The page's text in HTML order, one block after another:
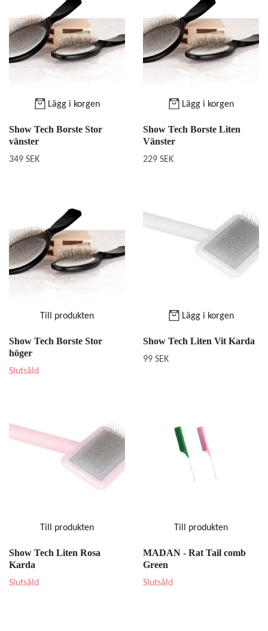
Lägg i korgen
Show Tech Borste Stor
vänster
349 SEK
Lägg i korgen
Show Tech Borste Liten
Vänster
229 SEK
Till produkten
Show Tech Borste Stor
höger
Slutsåld
Lägg i korgen
Show Tech Liten Vit Karda
99 SEK
Till produkten
Show Tech Liten Rosa
Karda
Slutsåld
Till produkten
MADAN - Rat Tail comb
Green
Slutsåld